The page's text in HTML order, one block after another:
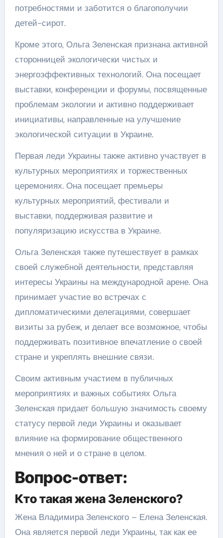
потребностями и заботится о благополучии
детей-сирот.
Кроме этого, Ольга Зеленская признана активной
сторонницей экологически чистых и
энергоэффективных технологий. Она посещает
выставки, конференции и форумы, посвященные
проблемам экологии и активно поддерживает
инициативы, направленные на улучшение
экологической ситуации в Украине.
Первая леди Украины также активно участвует в
культурных мероприятиях и торжественных
церемониях. Она посещает премьеры
культурных мероприятий, фестивали и
выставки, поддерживая развитие и
популяризацию искусства в Украине.
Ольга Зеленская также путешествует в рамках
своей служебной деятельности, представляя
интересы Украины на международной арене. Она
принимает участие во встречах с
дипломатическими делегациями, совершает
визиты за рубеж, и делает все возможное, чтобы
поддерживать позитивное впечатление о своей
стране и укреплять внешние связи.
Своим активным участием в публичных
мероприятиях и важных событиях Ольга
Зеленская придает большую значимость своему
статусу первой леди Украины и оказывает
влияние на формирование общественного
мнения о ней и о стране в целом.
Вопрос-ответ:
Кто такая жена Зеленского?
Жена Владимира Зеленского – Елена Зеленская.
Она является первой леди Украины, так как ее